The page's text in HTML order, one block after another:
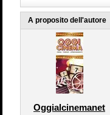
A proposito dell'autore
Oggialcinemanet